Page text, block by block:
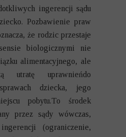
ingerencji sądu
Pozbawienie praw
że rodzic przestaje
biologicznymi nie
alimentacyjnego, ale
utratę uprawnieńdo
dziecka, jego
pobytu.To środek
przez sądy wówczas,
(ograniczenie,